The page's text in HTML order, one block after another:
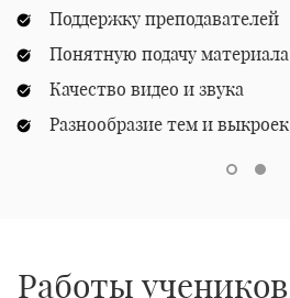
Поддержку преподавателей
Понятную подачу материала
Качество видео и звука
Разнообразие тем и выкроек
Работы учеников